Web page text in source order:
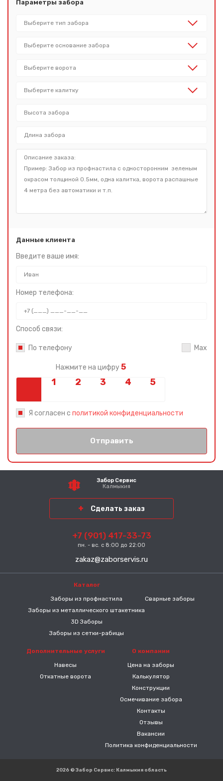
Параметры забора
Данные клиента
Введите ваше имя:
Номер телефона:
Способ связи:
По телефону Max
Нажмите на цифру 5
Я согласен с политикой конфиденциальности
Отправить
Забор Сервис
Калмыкия
Сделать заказ
+7 (901) 417-33-73
пн. - вс. с 8:00 до 22:00
zakaz@zaborservis.ru
Каталог
Заборы из профнастила
Заборы из металлического штакетника
3D Заборы
Заборы из сетки-рабицы
Сварные заборы
Дополнительные услуги
Навесы
Откатные ворота
О компании
Цена на заборы
Калькулятор
Конструкции
Осмечивание забора
Контакты
Отзывы
Вакансии
Политика конфиденциальности
2026 © Забор Сервис: Калмыкия область